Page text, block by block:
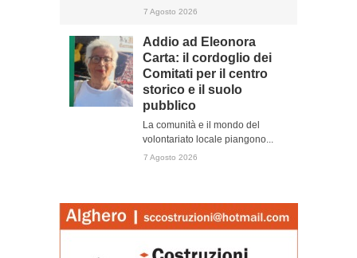
7 Agosto 2026
Addio ad Eleonora
Carta: il cordoglio dei
Comitati per il centro
storico e il suolo
pubblico
La comunità e il mondo del
volontariato locale piangono...
7 Agosto 2026